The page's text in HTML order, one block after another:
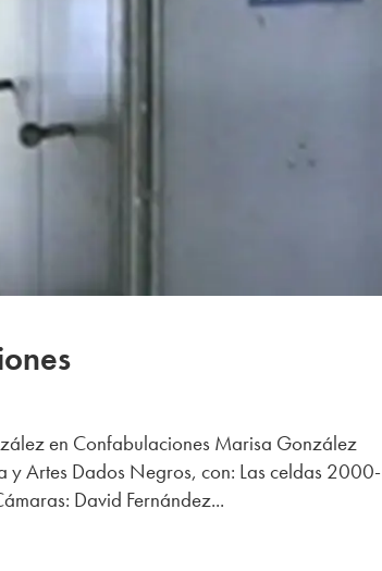
en Confabulaciones Marisa González
Artes Dados Negros, con: Las celdas 2000-
David Fernández...